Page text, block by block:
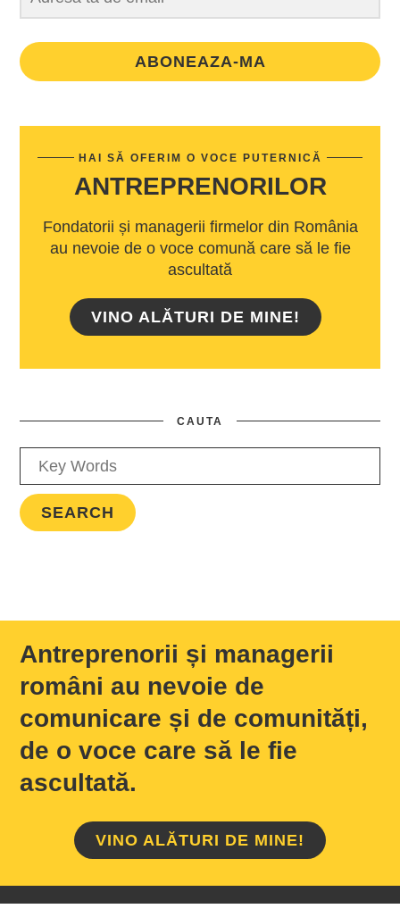
ABONEAZA-MA
HAI SĂ OFERIM O VOCE PUTERNICĂ
ANTREPRENORILOR
Fondatorii și managerii firmelor din România
au nevoie de o voce comună care să le fie
ascultată
VINO ALĂTURI DE MINE!
CAUTA
Antreprenorii și managerii
români au nevoie de
comunicare și de comunități,
de o voce care să le fie
ascultată.
VINO ALĂTURI DE MINE!